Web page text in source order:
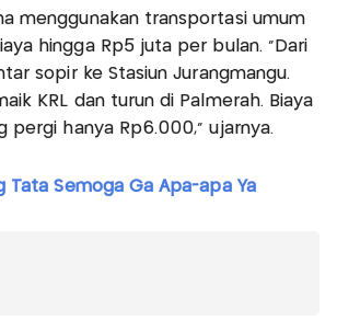
menggunakan transportasi umum
hingga Rp5 juta per bulan. “Dari
sopir ke Stasiun Jurangmangu.
KRL dan turun di Palmerah. Biaya
pergi hanya Rp6.000,” ujarnya.
Tata Semoga Ga Apa-apa Ya